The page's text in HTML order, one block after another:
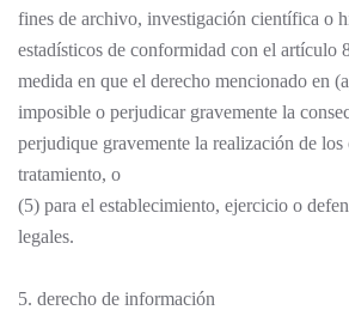
fines de archivo, investigación científica o
estadísticos de conformidad con el artículo
medida en que el derecho mencionado en
imposible o perjudicar gravemente la
perjudique gravemente la realización de los
tratamiento, o
(5) para el establecimiento, ejercicio o
legales.
5. derecho de información